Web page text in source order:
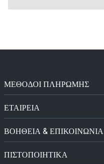
ΜΈΘΟΔΟΙ ΠΛΗΡΩΜΉΣ
ΕΤΑΙΡΕΙΑ
ΒΟΗΘΕΙΑ & ΕΠΙΚΟΙΝΩΝΙΑ
ΠΙΣΤΟΠΟΙΗΤΙΚΆ